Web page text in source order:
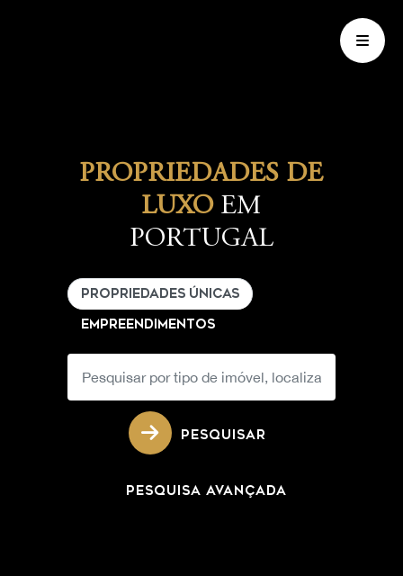
PROPRIEDADES DE
LUXO EM
PORTUGAL
PROPRIEDADES ÚNICAS
EMPREENDIMENTOS
PESQUISAR
PESQUISA AVANÇADA